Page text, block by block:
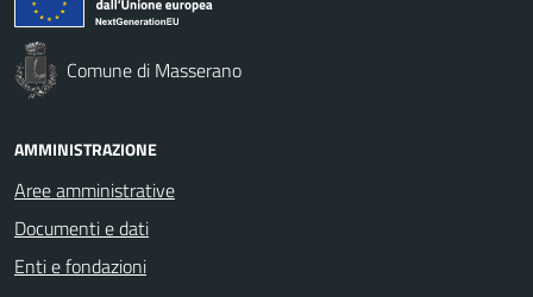
Comune di Masserano
AMMINISTRAZIONE
Aree amministrative
Documenti e dati
Enti e fondazioni